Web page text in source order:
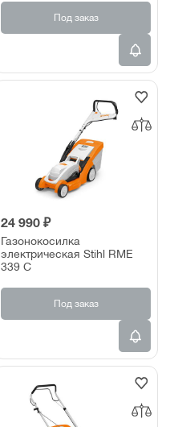
Под заказ
24 990 ₽
Газонокосилка
электрическая Stihl RME
339 C
Под заказ